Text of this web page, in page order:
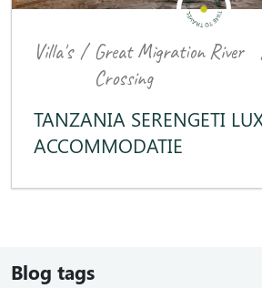
Villa's / Great Migration River
Crossing
TANZANIA SERENGETI
ACCOMMODATIE
Blog tags